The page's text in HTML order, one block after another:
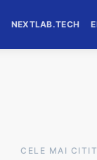
NEXTLAB.TECH
CELE MAI